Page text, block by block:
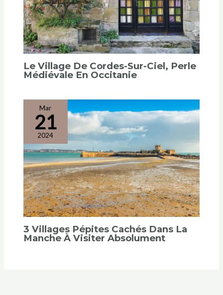
Le Village De Cordes-Sur-Ciel, Perle
Médiévale En Occitanie
Mar
21
2024
3 Villages Pépites Cachés Dans La
Manche À Visiter Absolument